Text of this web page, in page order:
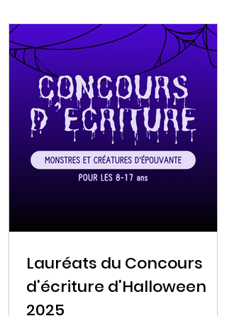
Lauréats du Concours
d'écriture d'Halloween
2025